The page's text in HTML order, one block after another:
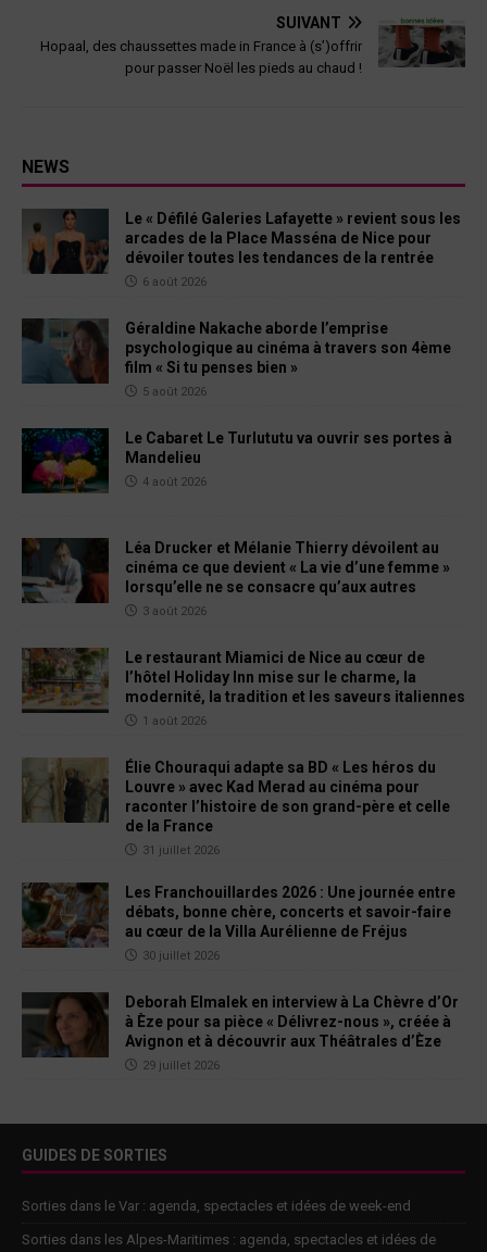
SUIVANT
Hopaal, des chaussettes made in France à (s’)offrir
pour passer Noël les pieds au chaud !
NEWS
Le « Défilé Galeries Lafayette » revient sous les
arcades de la Place Masséna de Nice pour
dévoiler toutes les tendances de la rentrée
6 août 2026
Géraldine Nakache aborde l’emprise
psychologique au cinéma à travers son 4ème
film « Si tu penses bien »
5 août 2026
Le Cabaret Le Turlututu va ouvrir ses portes à
Mandelieu
4 août 2026
Léa Drucker et Mélanie Thierry dévoilent au
cinéma ce que devient « La vie d’une femme »
lorsqu’elle ne se consacre qu’aux autres
3 août 2026
Le restaurant Miamici de Nice au cœur de
l’hôtel Holiday Inn mise sur le charme, la
modernité, la tradition et les saveurs italiennes
1 août 2026
Élie Chouraqui adapte sa BD « Les héros du
Louvre » avec Kad Merad au cinéma pour
raconter l’histoire de son grand-père et celle
de la France
31 juillet 2026
Les Franchouillardes 2026 : Une journée entre
débats, bonne chère, concerts et savoir-faire
au cœur de la Villa Aurélienne de Fréjus
30 juillet 2026
Deborah Elmalek en interview à La Chèvre d’Or
à Èze pour sa pièce « Délivrez-nous », créée à
Avignon et à découvrir aux Théâtrales d’Èze
29 juillet 2026
GUIDES DE SORTIES
Sorties dans le Var : agenda, spectacles et idées de week-end
Sorties dans les Alpes-Maritimes : agenda, spectacles et idées de